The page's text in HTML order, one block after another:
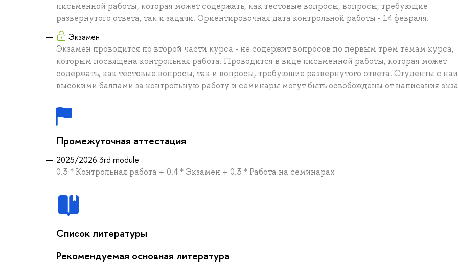
письменной работы, которая может содержать, как тестовые вопросы, вопросы, требующие
развернутого ответа, так и задачи. Ориентировочная дата контрольной работы - 14 февраля.
Экзамен
Экзамен проводится по второй части курса - не содержит вопросов по первым трем темам курса,
которым посвящена контрольная работа. Проводится в виде письменной работы, которая может
содержать, как тестовые вопросы, так и вопросы, требующие развернутого ответа. Студенты с
высокими баллами за контрольную работу и семинары могут быть освобождены от написания
Промежуточная аттестация
2025/2026 3rd module
0.3 * Контрольная работа + 0.4 * Экзамен + 0.3 * Работа на семинарах
Список литературы
Рекомендуемая основная литература